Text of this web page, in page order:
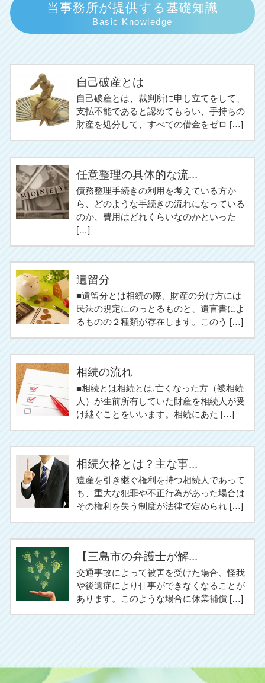
当事務所が提供する基礎知識
Basic Knowledge
自己破産とは
自己破産とは、裁判所に申し立てをして、
支払不能であると認めてもらい、手持ちの
財産を処分して、すべての借金をゼロ […]
任意整理の具体的な流...
債務整理手続きの利用を考えている方か
ら、どのような手続きの流れになっている
のか、費用はどれくらいなのかといった
[…]
遺留分
■遺留分とは相続の際、財産の分け方には
民法の規定にのっとるものと、遺言書によ
るものの２種類が存在します。このう […]
相続の流れ
■相続とは相続とは,亡くなった方（被相続
人）が生前所有していた財産を相続人が受
け継ぐことをいいます。相続にあた […]
相続欠格とは？主な事...
遺産を引き継ぐ権利を持つ相続人であって
も、重大な犯罪や不正行為があった場合は
その権利を失う制度が法律で定められ […]
【三島市の弁護士が解...
交通事故によって被害を受けた場合、怪我
や後遺症により仕事ができなくなることが
あります。このような場合に休業補償 […]